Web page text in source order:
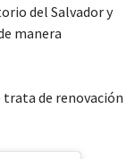
del Salvador y
manera
trata de renovación